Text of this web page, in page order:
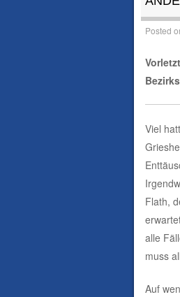
Posted
Viel
Flath,
alle
muss
Auf